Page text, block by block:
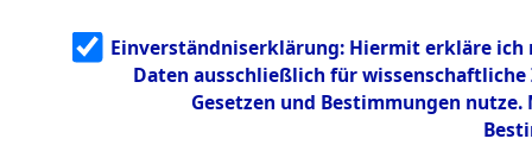
g
5.3.3
Todesmärsch
Einverständniserklärung: Hiermit erkläre ich
Daten ausschließlich für
Gesetzen und Bestimmungen